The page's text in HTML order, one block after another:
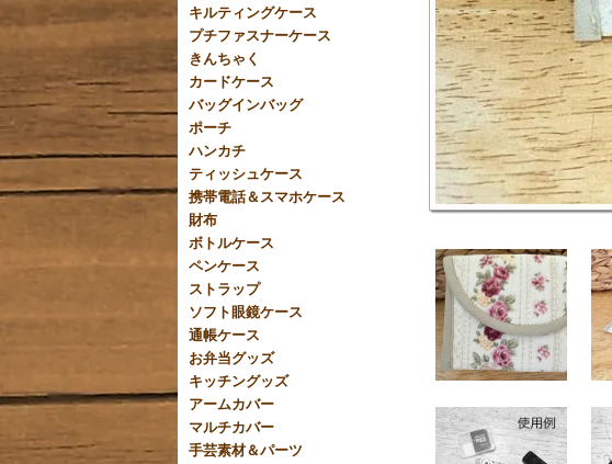
キルティングケース
プチファスナーケース
きんちゃく
カードケース
バッグインバッグ
ポーチ
ハンカチ
ティッシュケース
携帯電話＆スマホケース
財布
ボトルケース
ペンケース
ストラップ
ソフト眼鏡ケース
通帳ケース
お弁当グッズ
キッチングッズ
アームカバー
マルチカバー
手芸素材＆パーツ